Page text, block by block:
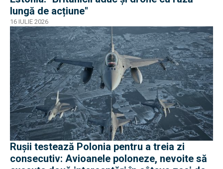
lungă de acțiune"
16 IULIE 2026
Rușii testează Polonia pentru a treia zi
consecutiv: Avioanele poloneze, nevoite să